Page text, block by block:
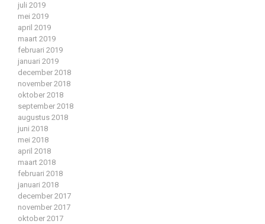
juli 2019
mei 2019
april 2019
maart 2019
februari 2019
januari 2019
december 2018
november 2018
oktober 2018
september 2018
augustus 2018
juni 2018
mei 2018
april 2018
maart 2018
februari 2018
januari 2018
december 2017
november 2017
oktober 2017